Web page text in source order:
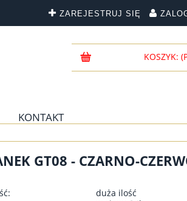
ZAREJESTRUJ SIĘ
KOSZYK:
KONTAKT
GT08 - CZARNO-
duża ilość